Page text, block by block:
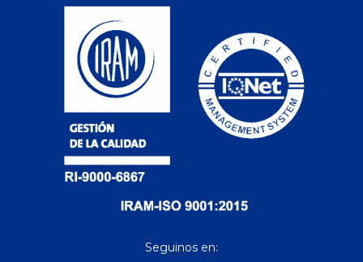
Seguinos en: